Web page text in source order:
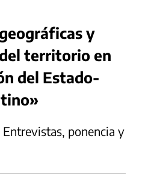
y
territorio en
del Estado-
ponencia y